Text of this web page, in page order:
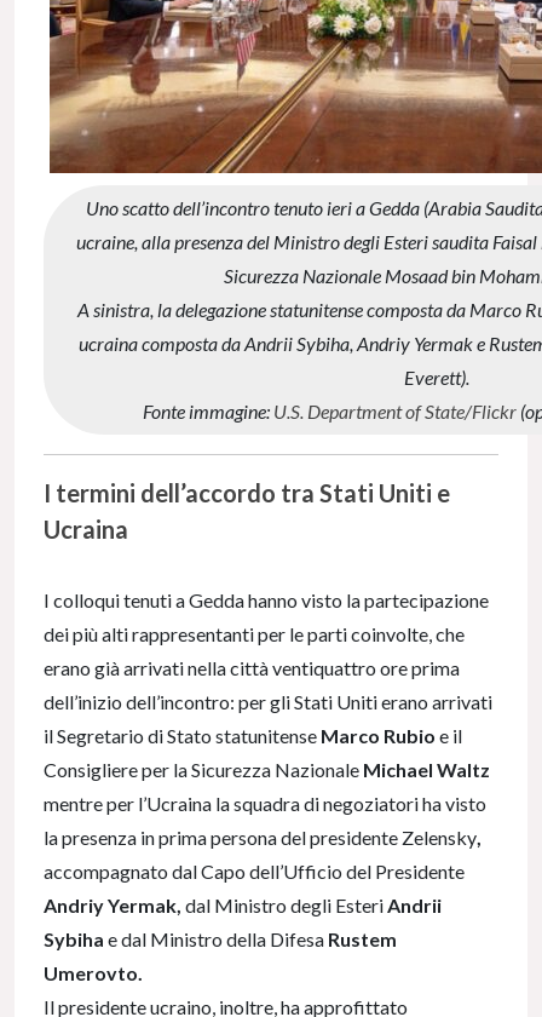
Uno scatto dell’incontro tenuto ieri a Gedda (Arabia
ucraine, alla presenza del Ministro degli Esteri saudita
Sicurezza Nazionale Mosaad bin
A sinistra, la delegazione statunitense composta da Marco
ucraina composta da Andrii Sybiha, Andriy Yermak e
Everett).
Fonte immagine: U.S. Department of State/Flickr
I termini dell’accordo tra Stati Uniti e
Ucraina
I colloqui tenuti a Gedda hanno visto la partecipazione
dei più alti rappresentanti per le parti coinvolte, che
erano già arrivati nella città ventiquattro ore prima
dell’inizio dell’incontro: per gli Stati Uniti erano arrivati
il Segretario di Stato statunitense Marco Rubio e il
Consigliere per la Sicurezza Nazionale Michael Waltz
mentre per l’Ucraina la squadra di negoziatori ha visto
la presenza in prima persona del presidente Zelensky,
accompagnato dal Capo dell’Ufficio del Presidente
Andriy Yermak, dal Ministro degli EsteriAndrii
Sybiha e dal Ministro della Difesa Rustem
Umerovto.
Il presidente ucraino, inoltre, ha approfittato